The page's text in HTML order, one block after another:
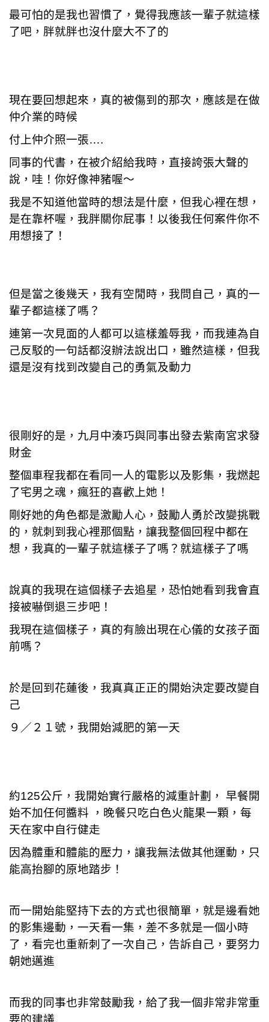
最可怕的是我也習慣了，覺得我應該一輩子就這樣
了吧，胖就胖也沒什麼大不了的
現在要回想起來，真的被傷到的那次，應該是在做
仲介業的時候
付上仲介照一張….
同事的代書，在被介紹給我時，直接誇張大聲的
說，哇！你好像神豬喔～
我是不知道他當時的想法是什麼，但我心裡在想，
是在靠杯喔，我胖關你屁事！以後我任何案件你不
用想接了！
但是當之後幾天，我有空閒時，我問自己，真的一
輩子都這樣了嗎？
連第一次見面的人都可以這樣羞辱我，而我連為自
己反駁的一句話都沒辦法說出口，雖然這樣，但我
還是沒有找到改變自己的勇氣及動力
很剛好的是，九月中湊巧與同事出發去紫南宮求發
財金
整個車程我都在看同一人的電影以及影集，我燃起
了宅男之魂，瘋狂的喜歡上她！
剛好她的角色都是激勵人心，鼓勵人勇於改變挑戰
的，就刺到我心裡那個點，讓我整個回程中都在
想，我真的一輩子就這樣子了嗎？ 就這樣子了嗎
說真的我現在這個樣子去追星，恐怕她看到我會直
接被嚇倒退三步吧！
我現在這個樣子，真的有臉出現在心儀的女孩子面
前嗎？
於是回到花蓮後，我真真正正的開始決定要改變自
己
９／２１號，我開始減肥的第一天
約125公斤，我開始實行嚴格的減重計劃， 早餐開
始不加任何醬料 ，晚餐只吃白色火龍果一顆，每
天在家中自行健走
因為體重和體能的壓力，讓我無法做其他運動，只
能高抬腳的原地踏步！
而一開始能堅持下去的方式也很簡單，就是邊看她
的影集邊動，一天看一集，差不多就是一個小時
了，看完也重新刺了一次自己，告訴自己，要努力
朝她邁進
而我的同事也非常鼓勵我，給了我一個非常非常重
要的建議